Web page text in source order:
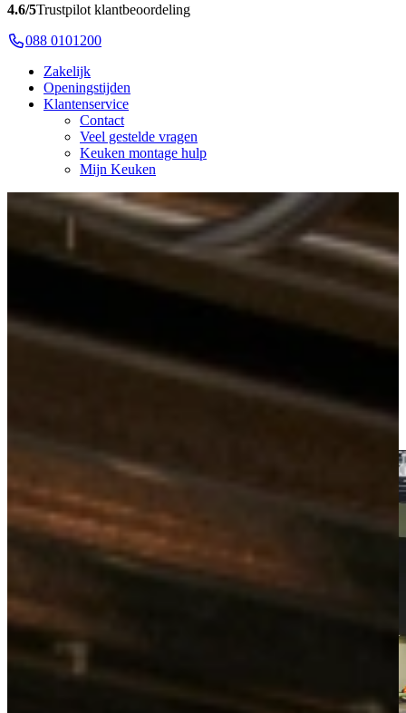
4.6/5Trustpilot klantbeoordeling
088 0101200
Zakelijk
Openingstijden
Klantenservice
Contact
Veel gestelde vragen
Keuken montage hulp
Mijn Keuken